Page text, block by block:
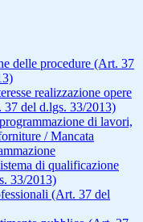
delle procedure (Art. 37
realizzazione opere
del d.lgs. 33/2013)
di lavori,
/ Mancata
di qualificazione
33/2013)
(Art. 37 del